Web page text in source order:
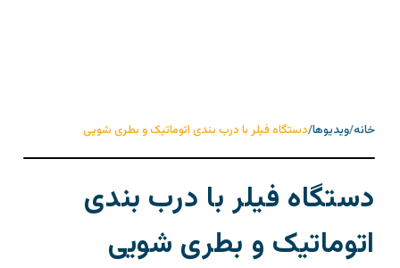
خانه/ویدیوها/دستگاه فیلر با درب بندی اتوماتیک و بطری شویی
دستگاه فیلر با درب بندی
اتوماتیک و بطری شویی